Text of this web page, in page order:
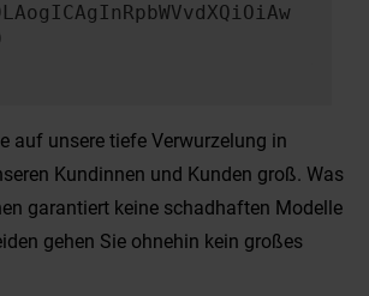
auf unsere tiefe Verwurzelung in
Kundinnen und Kunden groß. Was
garantiert keine schadhaften Modelle
gehen Sie ohnehin kein großes